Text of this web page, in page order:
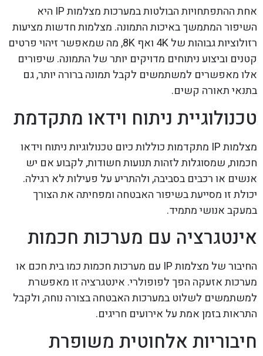
אחת ההתפתחויות הבולטות במערכות מצלמות IP היא
השיפור המתמשך באיכות התמונה. מצלמות חדשות מציעות
רזולוציות גבוהות של 4K ואף 8K, מה שמאפשר זיהוי פרטים
קטנים וביצוע ניתוחים מדויקים יותר של התמונה. שיפורים
אלו מאפשרים למשתמשים לקבל תמונה ברורה יותר, גם
בתנאי תאורה קשים.
טכנולוגיית ניתוח וידאו מתקדמת
מצלמות IP מתקדמות כוללות כיום טכנולוגיות ניתוח וידאו
חכמות, שמסוגלות לזהות תנועות חשודות, לקבוע אם יש
אנשים או רכבים בסביבה, ולהתריע על פעילות לא רגילה.
יכולת זו מסייעת בשיפור האבטחה ומפחיתה את הצורך
במעקב אנושי מתמיד.
אינטגרציה עם מערכות חכמות
החיבור של מצלמות IP עם מערכות חכמות כמו בית חכם או
מערכות אזעקה הפך לפופולרי. אינטגרציה זו מאפשרת
למשתמשים לשלוט במערכות האבטחה בצורה נוחה, ולקבל
התראות בזמן אמת על אירועים חריגים.
חיבוריות אלחוטית משופרת